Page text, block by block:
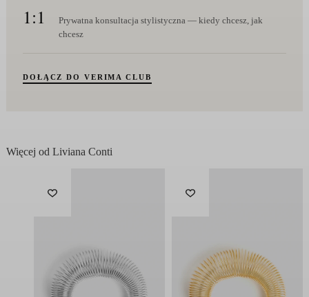
1:1
Prywatna konsultacja stylistyczna — kiedy chcesz, jak
chcesz
DOŁĄCZ DO VERIMA CLUB
Więcej od Liviana Conti